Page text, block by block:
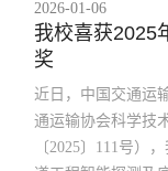
2026-01-06
我校喜获2025
奖
近日，中国交通运
通运输协会科学技
〔2025〕111号）